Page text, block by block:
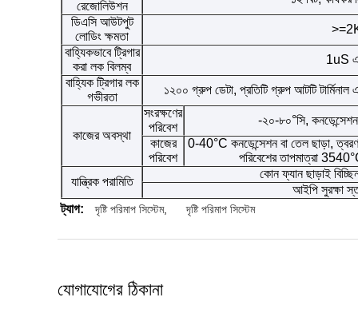
রেজোলিউশন
ডিএসি আউটপুট
লোডিং ক্ষমতা
বাহ্যিকভাবে ট্রিগার
করা লক বিলম্ব
1uS
বাহ্যিক ট্রিগার লক
গভীরতা
১২০০ গ্রুপ ডেটা, প্রতিটি গ্রুপ আটটি
কাজের অবস্থা
সংরক্ষণের
পরিবেশ
-২০-৮০°সি,
কাজের
পরিবেশ
0-40°C কনডেন্সেশন বা তেল ছাড়া,
পরিবেশের তাপমাত্রা
যান্ত্রিক পরামিতি
কোন ফ্যান ছাড়াই
আইপি সুরক্ষা
ট্যাগ:
দৃষ্টি পরিমাপ সিস্টেম, দৃষ্টি পরিমাপ সিস্টেম
যোগাযোগের ঠিকানা